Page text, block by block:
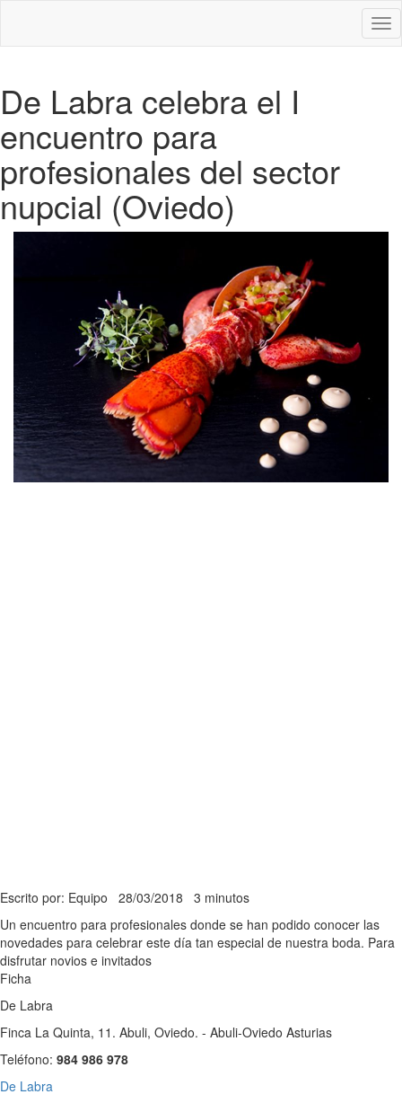
De Labra celebra el I
encuentro para
profesionales del sector
nupcial (Oviedo)
Escrito por: Equipo 28/03/2018 3 minutos
Un encuentro para profesionales donde se han podido conocer las
novedades para celebrar este día tan especial de nuestra boda. Para
disfrutar novios e invitados
Ficha
De Labra
Finca La Quinta, 11. Abuli, Oviedo. - Abuli-Oviedo Asturias
Teléfono: 984 986 978
De Labra